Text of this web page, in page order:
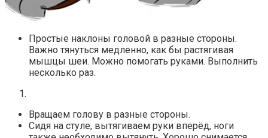
Простые наклоны головой в разные стороны.
Важно тянуться медленно, как бы растягивая
мышцы шеи. Можно помогать руками. Выполнить
несколько раз.
Вращаем голову в разные стороны.
Сидя на стуле, вытягиваем руки вперёд, ноги